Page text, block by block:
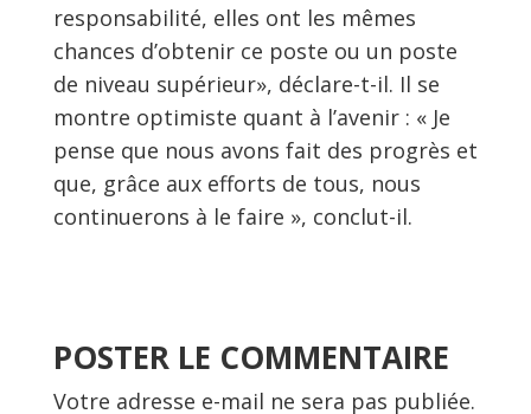
responsabilité, elles ont les mêmes
chances d’obtenir ce poste ou un poste
de niveau supérieur», déclare-t-il. Il se
montre optimiste quant à l’avenir : « Je
pense que nous avons fait des progrès et
que, grâce aux efforts de tous, nous
continuerons à le faire », conclut-il.
POSTER LE COMMENTAIRE
Votre adresse e-mail ne sera pas publiée.